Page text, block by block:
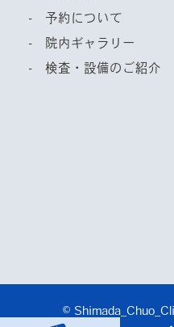
- 予約について
- 院内ギャラリー
- 検査・設備のご紹介
©